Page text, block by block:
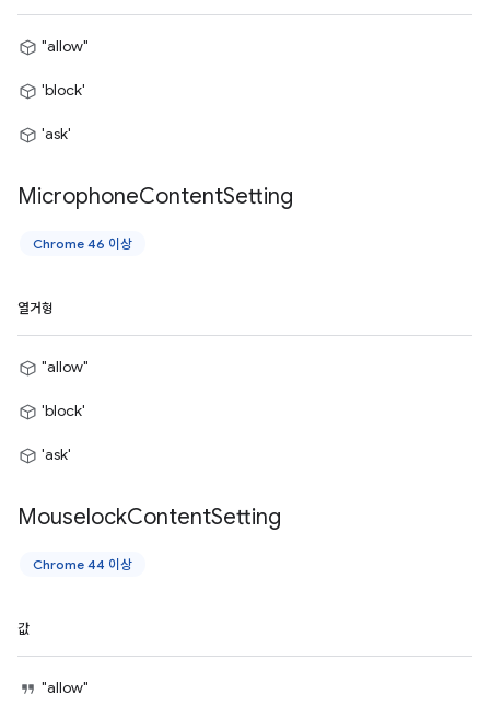
"allow"
'block'
'ask'
MicrophoneContentSetting
Chrome 46 이상
열거형
"allow"
'block'
'ask'
MouselockContentSetting
Chrome 44 이상
값
"allow"